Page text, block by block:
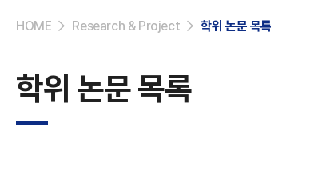
HOME Research & Project 학위 논문 목록
학위 논문 목록